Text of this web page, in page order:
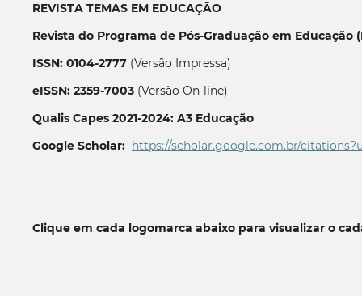
REVISTA TEMAS EM EDUCAÇÃO
Revista do Programa de Pós-Graduação em Educação
ISSN: 0104-2777(Versão Impressa)
eISSN: 2359-7003(Versão On-line)
Qualis Capes 2021-2024: A3 Educação
Google Scholar: https://scholar.google.com.br/
Clique em cada logomarca abaixo para visualizar o